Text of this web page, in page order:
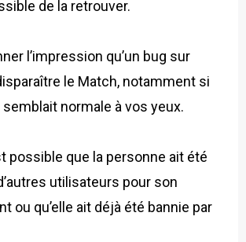
de la retrouver.
l’impression qu’un bug sur
le Match, notamment si
normale à vos yeux.
possible que la personne ait été
utilisateurs pour son
ou qu’elle ait déjà été bannie par